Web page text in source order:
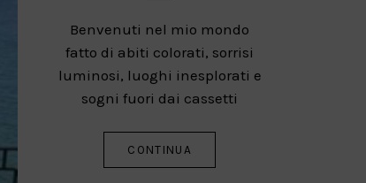
Benvenuti nel mio mondo
fatto di abiti colorati, sorrisi
luminosi, luoghi inesplorati e
sogni fuori dai cassetti
CONTINUA